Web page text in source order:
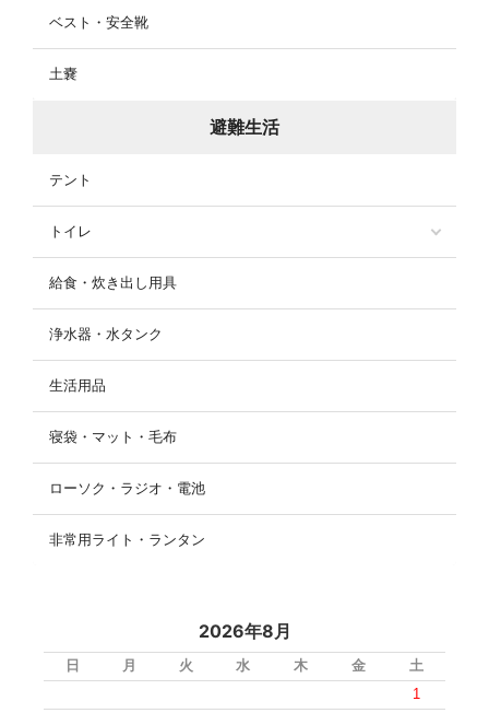
ベスト・安全靴
土嚢
避難生活
テント
トイレ
給食・炊き出し用具
浄水器・水タンク
生活用品
寝袋・マット・毛布
ローソク・ラジオ・電池
非常用ライト・ランタン
2026年8月
日 月 火 水 木 金
土
1